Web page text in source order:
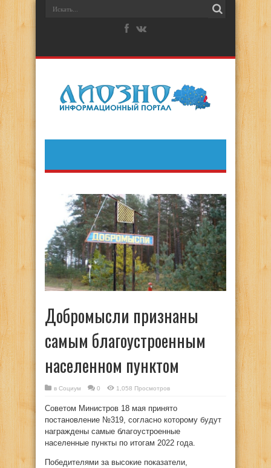
Добромысли признаны
самым благоустроенным
населенном пунктом
в Социум 0 1,058 Просмотров
Советом Министров 18 мая принято
постановление №319, согласно которому будут
награждены самые благоустроенные
населенные пункты по итогам 2022 года.
Победителями за высокие показатели,